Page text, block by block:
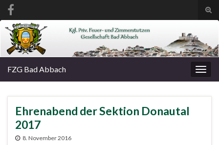
Search for:
FZG Bad Abbach
Ehrenabend der Sektion Donautal
2017
8. November 2016